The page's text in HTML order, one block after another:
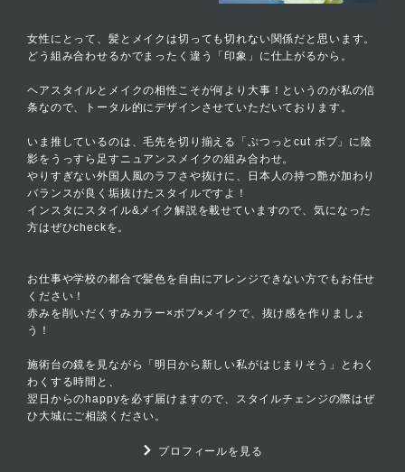
女性にとって、髪とメイクは切っても切れない関係だと思います。
どう組み合わせるかでまったく違う「印象」に仕上がるから。
ヘアスタイルとメイクの相性こそが何より大事！というのが私の信
条なので、トータル的にデザインさせていただいております。
いま推しているのは、毛先を切り揃える「ぷつっとcut ボブ」に陰
影をうっすら足すニュアンスメイクの組み合わせ。
やりすぎない外国人風のラフさや抜けに、日本人の持つ艶が加わり
バランスが良く垢抜けたスタイルですよ！
インスタにスタイル&メイク解説を載せていますので、気になった
方はぜひcheckを。
お仕事や学校の都合で髪色を自由にアレンジできない方でもお任せ
ください！
赤みを削いだくすみカラー×ボブ×メイクで、抜け感を作りましょ
う！
施術台の鏡を見ながら「明日から新しい私がはじまりそう」とわく
わくする時間と、
翌日からのhappyを必ず届けますので、スタイルチェンジの際はぜ
ひ大城にご相談ください。
プロフィールを見る